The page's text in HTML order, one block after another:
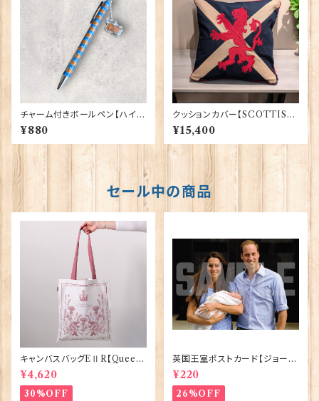
チャーム付きボールペン【ハイラ
ンド・カウ】Euro Stick 90394
¥880
クッションカバー【SCOTTISH
LION】Woven Magic 40165
¥15,400
セール中の商品
キャンバスバッグEⅡR【Queen
ElizabethⅡ Commemorativ
e】Victoria Eggs 90332
¥4,620
30%OFF
英国王室ポストカード【ジョージ
王子ご誕生】Pageantry Post
card 90183-JEF100
¥220
26%OFF